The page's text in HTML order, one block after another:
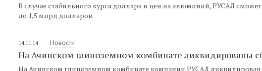
В случае стабильного курса доллара и цен на алюминий, РУСАЛ
до 1,5 млрд долларов.
14.11.14 Новости
На Ачинском глиноземном комбинате ликвидированы
На Ачинском глиноземном комбинате компании РУСАЛ